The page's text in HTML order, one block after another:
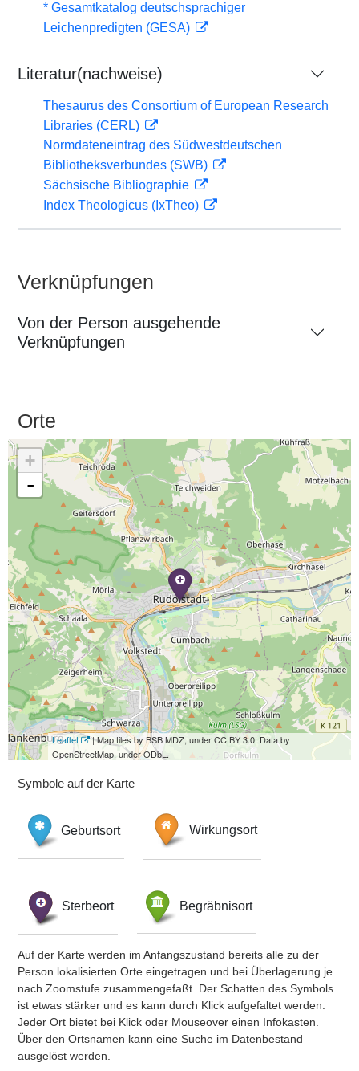
* Gesamtkatalog deutschsprachiger
Leichenpredigten (GESA)
Literatur(nachweise)
Thesaurus des Consortium of European Research
Libraries (CERL)
Normdateneintrag des Südwestdeutschen
Bibliotheksverbundes (SWB)
Sächsische Bibliographie
Index Theologicus (IxTheo)
Verknüpfungen
Von der Person ausgehende
Verknüpfungen
Orte
+
-
Leaflet
| Map tiles by BSB MDZ, under CC BY 3.0. Data by
OpenStreetMap, under ODbL.
Symbole auf der Karte
Geburtsort Wirkungsort
Sterbeort Begräbnisort
Auf der Karte werden im Anfangszustand bereits alle zu der
Person lokalisierten Orte eingetragen und bei Überlagerung je
nach Zoomstufe zusammengefaßt. Der Schatten des Symbols
ist etwas stärker und es kann durch Klick aufgefaltet werden.
Jeder Ort bietet bei Klick oder Mouseover einen Infokasten.
Über den Ortsnamen kann eine Suche im Datenbestand
ausgelöst werden.